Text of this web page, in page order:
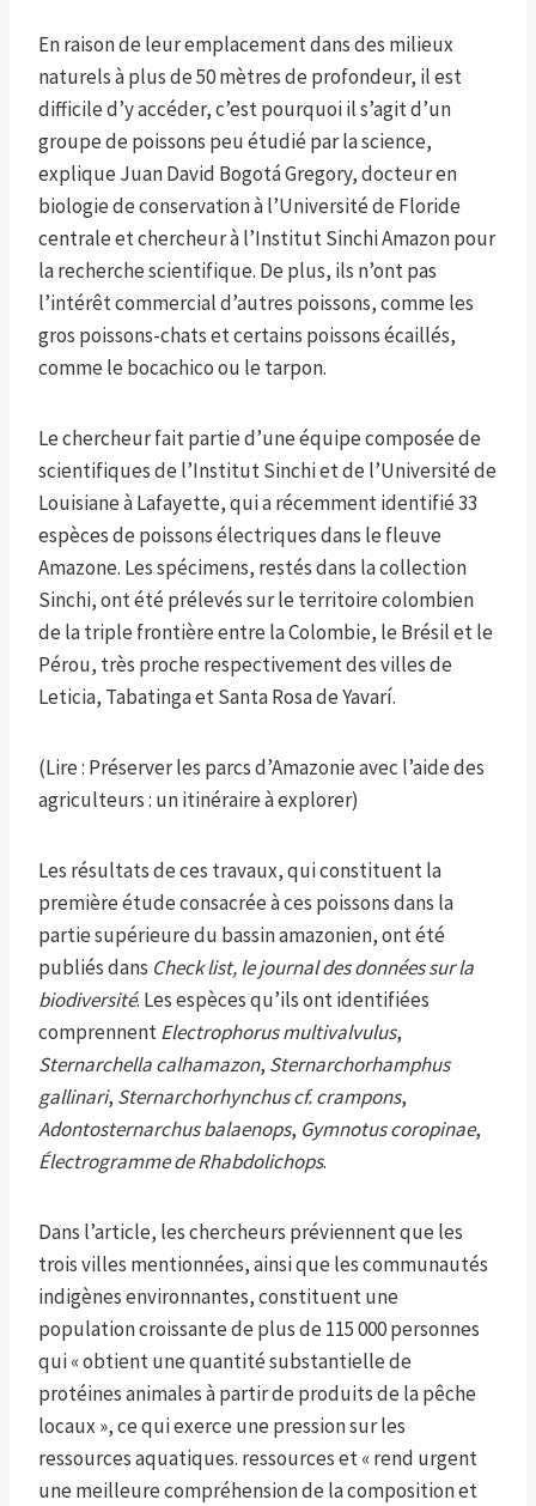
En raison de leur emplacement dans des milieux
naturels à plus de 50 mètres de profondeur, il est
difficile d’y accéder, c’est pourquoi il s’agit d’un
groupe de poissons peu étudié par la science,
explique Juan David Bogotá Gregory, docteur en
biologie de conservation à l’Université de Floride
centrale et chercheur à l’Institut Sinchi Amazon pour
la recherche scientifique. De plus, ils n’ont pas
l’intérêt commercial d’autres poissons, comme les
gros poissons-chats et certains poissons écaillés,
comme le bocachico ou le tarpon.
Le chercheur fait partie d’une équipe composée de
scientifiques de l’Institut Sinchi et de l’Université de
Louisiane à Lafayette, qui a récemment identifié 33
espèces de poissons électriques dans le fleuve
Amazone. Les spécimens, restés dans la collection
Sinchi, ont été prélevés sur le territoire colombien
de la triple frontière entre la Colombie, le Brésil et le
Pérou, très proche respectivement des villes de
Leticia, Tabatinga et Santa Rosa de Yavarí.
(Lire : Préserver les parcs d’Amazonie avec l’aide des
agriculteurs : un itinéraire à explorer)
Les résultats de ces travaux, qui constituent la
première étude consacrée à ces poissons dans la
partie supérieure du bassin amazonien, ont été
publiés dans Check list, le journal des données sur la
biodiversité. Les espèces qu’ils ont identifiées
comprennentElectrophorus multivalvulus,
Sternarchella calhamazon, Sternarchorhamphus
gallinari, Sternarchorhynchus cf. crampons,
Adontosternarchus balaenops, Gymnotus coropinae,
Électrogramme de Rhabdolichops.
Dans l’article, les chercheurs préviennent que les
trois villes mentionnées, ainsi que les communautés
indigènes environnantes, constituent une
population croissante de plus de 115 000 personnes
qui « obtient une quantité substantielle de
protéines animales à partir de produits de la pêche
locaux », ce qui exerce une pression sur les
ressources aquatiques. ressources et « rend urgent
une meilleure compréhension de la composition et